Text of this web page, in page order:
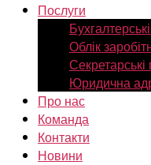
Послуги
Облік
Секретарські
Юридична
Про нас
Команда
Контакти
Новини